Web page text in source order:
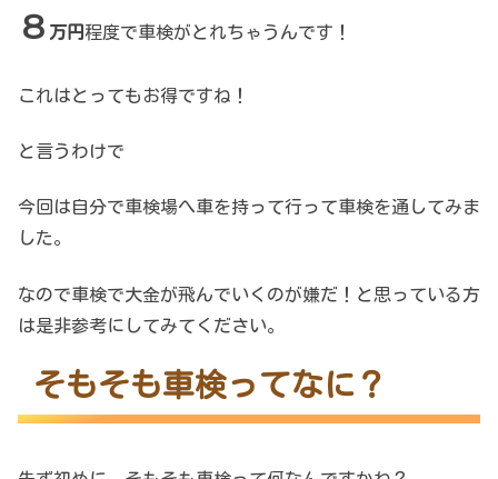
８ 万円程度で車検がとれちゃうんです！
これはとってもお得ですね！
と言うわけで
今回は自分で車検場へ車を持って行って車検を通してみま
した。
なので車検で大金が飛んでいくのが嫌だ！と思っている方
は是非参考にしてみてください。
そもそも車検ってなに？